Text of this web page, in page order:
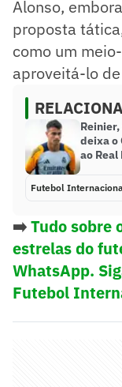
Alonso,
proposta
como um
aproveitá-lo
deixa o
ao
Futebol
➡️Tudo sobre
estrelas do
WhatsApp.
Futebol